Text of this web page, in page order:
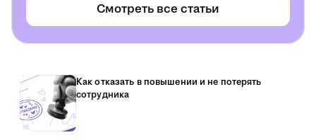
Смотреть все статьи
Как отказать в повышении и не потерять
сотрудника